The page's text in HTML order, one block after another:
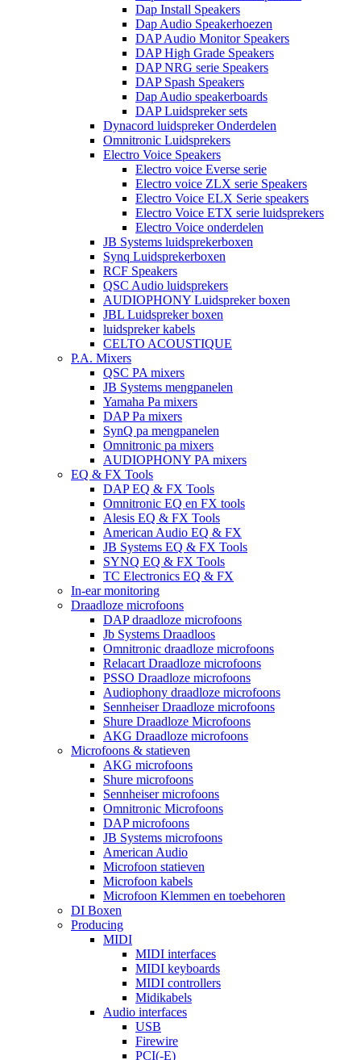
Dap Install Speakers
Dap Audio Speakerhoezen
DAP Audio Monitor Speakers
DAP High Grade Speakers
DAP NRG serie Speakers
DAP Spash Speakers
Dap Audio speakerboards
DAP Luidspreker sets
Dynacord luidspreker Onderdelen
Omnitronic Luidsprekers
Electro Voice Speakers
Electro voice Everse serie
Electro voice ZLX serie Speakers
Electro Voice ELX Serie speakers
Electro Voice ETX serie luidsprekers
Electro Voice onderdelen
JB Systems luidsprekerboxen
Synq Luidsprekerboxen
RCF Speakers
QSC Audio luidsprekers
AUDIOPHONY Luidspreker boxen
JBL Luidspreker boxen
luidspreker kabels
CELTO ACOUSTIQUE
P.A. Mixers
QSC PA mixers
JB Systems mengpanelen
Yamaha Pa mixers
DAP Pa mixers
SynQ pa mengpanelen
Omnitronic pa mixers
AUDIOPHONY PA mixers
EQ & FX Tools
DAP EQ & FX Tools
Omnitronic EQ en FX tools
Alesis EQ & FX Tools
American Audio EQ & FX
JB Systems EQ & FX Tools
SYNQ EQ & FX Tools
TC Electronics EQ & FX
In-ear monitoring
Draadloze microfoons
DAP draadloze microfoons
Jb Systems Draadloos
Omnitronic draadloze microfoons
Relacart Draadloze microfoons
PSSO Draadloze microfoons
Audiophony draadloze microfoons
Sennheiser Draadloze microfoons
Shure Draadloze Microfoons
AKG Draadloze microfoons
Microfoons & statieven
AKG microfoons
Shure microfoons
Sennheiser microfoons
Omnitronic Microfoons
DAP microfoons
JB Systems microfoons
American Audio
Microfoon statieven
Microfoon kabels
Microfoon Klemmen en toebehoren
DI Boxen
Producing
MIDI
MIDI interfaces
MIDI keyboards
MIDI controllers
Midikabels
Audio interfaces
USB
Firewire
PCI(-E)